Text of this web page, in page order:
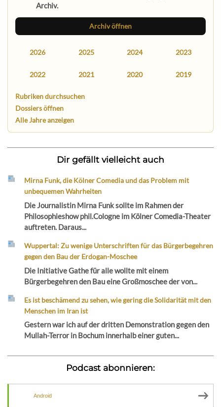
Archiv.
Archiv öffnen
2026 2025 2024 2023
2022 2021 2020 2019
Rubriken durchsuchen
Dossiers öffnen
Alle Jahre anzeigen
Dir gefällt vielleicht auch
Mirna Funk, die Kölner Comedia und das Problem mit
unbequemen Wahrheiten
Die Journalistin Mirna Funk sollte im Rahmen der
Philosophieshow phil.Cologne im Kölner Comedia-Theater
auftreten. Daraus...
Wuppertal: Zu wenige Unterschriften für das Bürgerbegehren
gegen den Bau der Erdogan-Moschee
Die Initiative Gathe für alle wollte mit einem
Bürgerbegehren den Bau eine Großmoschee der von...
Es ist beschämend zu sehen, wie gering die Solidarität mit den
Menschen im Iran ist
Gestern war ich auf der dritten Demonstration gegen den
Mullah-Terror in Bochum innerhalb einer guten...
Podcast abonnieren:
Android